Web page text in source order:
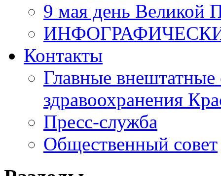
9 мая день Великой
Контакты
Главные внештатные
здравоохранения
Пресс-служба
Общественный совет